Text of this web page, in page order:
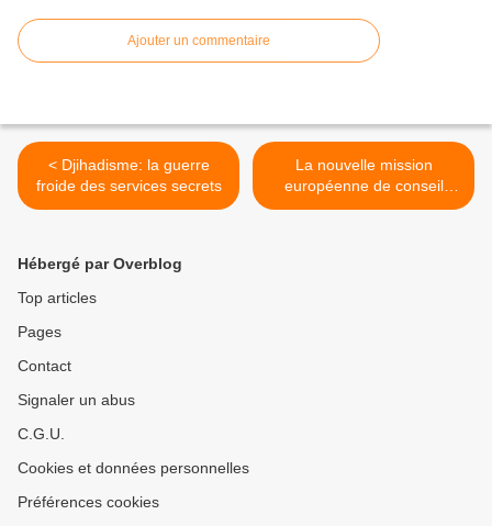
Ajouter un commentaire
< Djihadisme: la guerre
froide des services secrets
La nouvelle mission
européenne de conseil
militaire, EUMAM RCA,
Hébergé par Overblog
Top articles
Pages
Contact
Signaler un abus
C.G.U.
Cookies et données personnelles
Préférences cookies